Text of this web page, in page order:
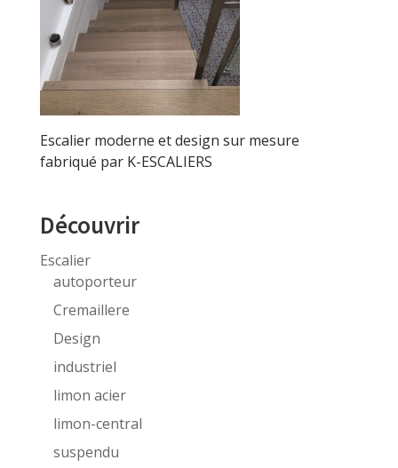
Escalier moderne et design sur mesure
fabriqué par K-ESCALIERS
Découvrir
Escalier
autoporteur
Cremaillere
Design
industriel
limon acier
limon-central
suspendu